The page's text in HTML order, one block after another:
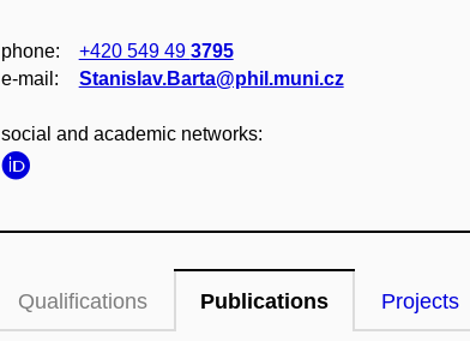
phone: +420 549 49 3795
e‑mail:
Stanislav.Barta@phil.muni.cz
social and academic networks:
Qualifications Publications Projects